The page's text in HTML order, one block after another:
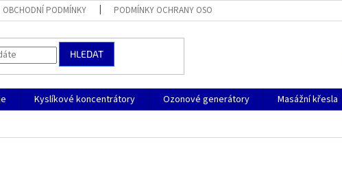
OBCHODNÍ PODMÍNKY PODMÍNKY OCHRANY OSOBNÍCH ÚDAJŮ
HLEDAT
Kyslíkové koncentrátory Ozonové generátory Masážní křesla